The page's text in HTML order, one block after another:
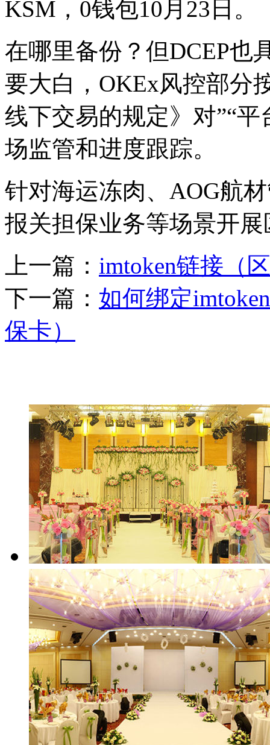
KSM，0钱包10月23日。
在哪里备份？但DCEP也
要大白，OKEx风控部分
线下交易的规定》对”“
场监管和进度跟踪。
针对海运冻肉、AOG航
报关担保业务等场景开
上一篇： imtoken链接（
下一篇： 如何绑定
保卡）